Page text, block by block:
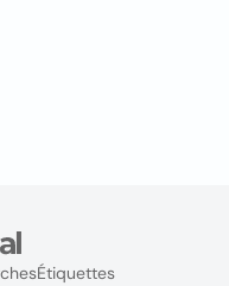
Étiquettes